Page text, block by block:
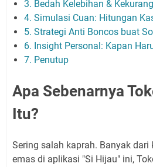
3. Bedah Kelebihan &
4. Simulasi Cuan: Hitungan
5. Strategi Anti Boncos buat
6. Insight Personal: Kapan
7. Penutup
Apa Sebenarnya
Itu?
Sering salah kaprah. Banyak
emas di aplikasi "Si Hijau" ini,